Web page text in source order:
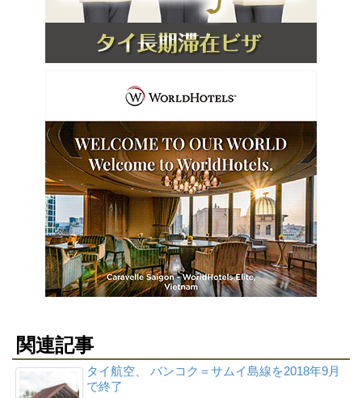
関連記事
タイ航空、 バンコク＝サムイ島線を2018年9月
で終了